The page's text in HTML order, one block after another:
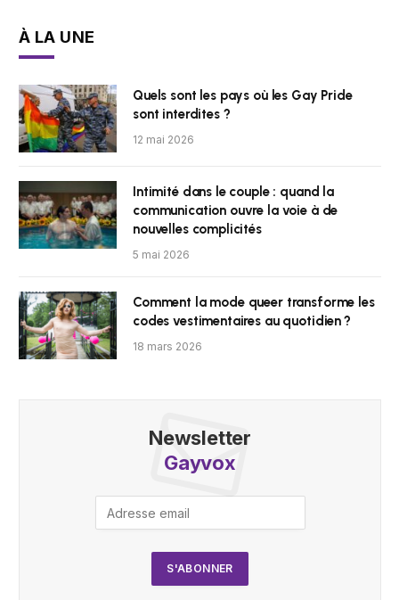
À LA UNE
Quels sont les pays où les Gay Pride
sont interdites ?
12 mai 2026
Intimité dans le couple : quand la
communication ouvre la voie à de
nouvelles complicités
5 mai 2026
Comment la mode queer transforme les
codes vestimentaires au quotidien ?
18 mars 2026
Newsletter
Gayvox